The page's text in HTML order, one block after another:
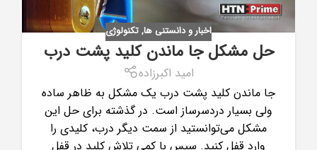
اخبار و دانستنی ها, تکنولوژی
حل مشکل جا ماندن کلید پشت درب
امید اکبرزاده
جا ماندن کلید پشت درب یک مشکل به ظاهر ساده
ولی بسیار دردسرساز است. در گذشته برای حل این
مشکل می‌توانستید از سمت دیگر درب، کلیدی را
وارد قفل کنید. سپس با کمی تلاش کلید در قفل